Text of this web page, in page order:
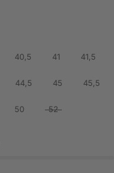
40,5 41 41,5
44,5 45 45,5
50 52